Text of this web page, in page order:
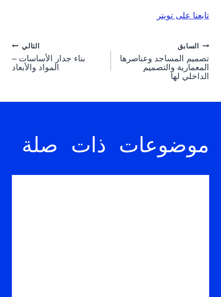
تابعنا على تويتر
Post
navigation
السابق
تصميم المساجد وعناصرها
المعمارية والتصميم
الداخلي لها
التالي
بناء جدار الأساسات –
المواد والأبعاد
موضوعات ذات صلة